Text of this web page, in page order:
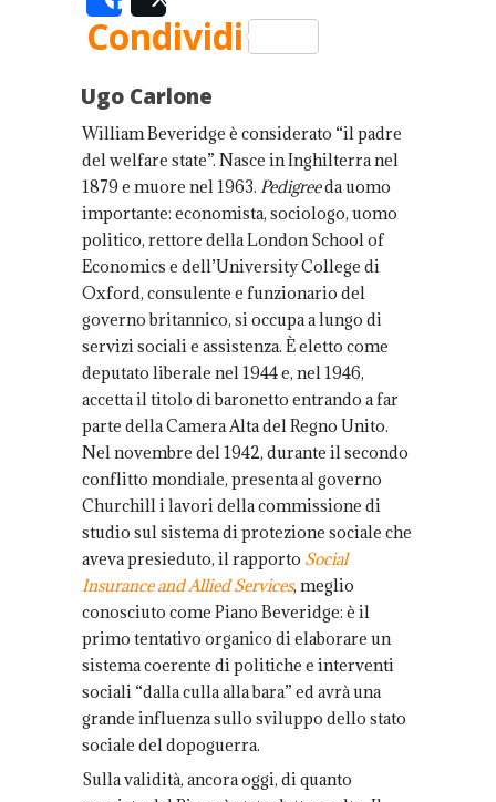
Share
Condividi
Ugo Carlone
William Beveridge è considerato “il padre
del welfare state”. Nasce in Inghilterra nel
1879 e muore nel 1963. Pedigreeda uomo
importante: economista, sociologo, uomo
politico, rettore della London School of
Economics e dell’University College di
Oxford, consulente e funzionario del
governo britannico, si occupa a lungo di
servizi sociali e assistenza. È eletto come
deputato liberale nel 1944 e, nel 1946,
accetta il titolo di baronetto entrando a far
parte della Camera Alta del Regno Unito.
Nel novembre del 1942, durante il secondo
conflitto mondiale, presenta al governo
Churchill i lavori della commissione di
studio sul sistema di protezione sociale che
aveva presieduto, il rapporto Social
Insurance and Allied Services, meglio
conosciuto come Piano Beveridge: è il
primo tentativo organico di elaborare un
sistema coerente di politiche e interventi
sociali “dalla culla alla bara” ed avrà una
grande influenza sullo sviluppo dello stato
sociale del dopoguerra.
Sulla validità, ancora oggi, di quanto